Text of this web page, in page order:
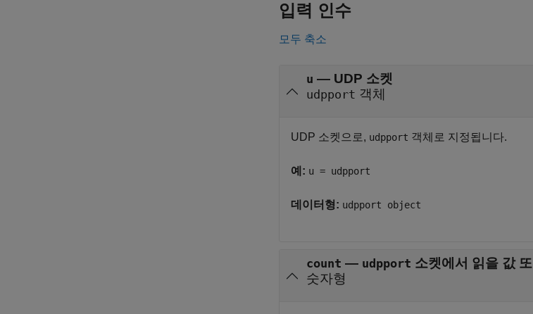
입력 인수
모두 축소
u — UDP 소켓
udpport 객체
UDP 소켓으로, udpport 객체로 지정됩니다.
예: u = udpport
데이터형: udpport object
count — udpport 소켓에서 읽을 값
숫자형